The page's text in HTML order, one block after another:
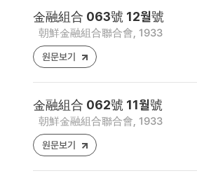
金融組合 063號 12월號
朝鮮金融組合聯合會, 1933
원문보기
金融組合 062號 11월號
朝鮮金融組合聯合會, 1933
원문보기